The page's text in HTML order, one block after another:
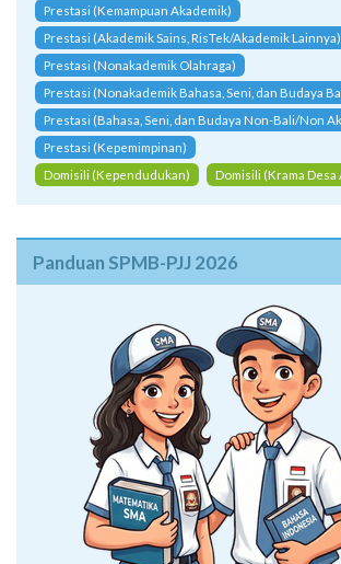
Prestasi (Kemampuan Akademik)
Prestasi (Akademik Sains, RisTek/Akademik Lainnya)
Prestasi (Nonakademik Olahraga)
Prestasi (Nonakademik Bahasa, Seni, dan Budaya
Prestasi (Bahasa, Seni, dan Budaya Non-Bali/Non
Prestasi (Kepemimpinan)
Domisili (Kependudukan)
Domisili (Krama Desa
Panduan SPMB-PJJ 2026